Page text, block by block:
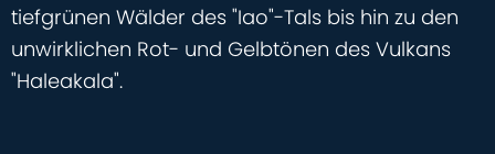
tiefgrünen Wälder des "Iao"-Tals bis hin zu den
unwirklichen Rot- und Gelbtönen des Vulkans
"Haleakala".